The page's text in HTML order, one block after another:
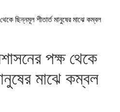
ছিন্নমূল শীতার্ত মানুষের মাঝে কম্বল
পক্ষ থেকে
মাঝে কম্বল